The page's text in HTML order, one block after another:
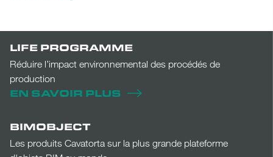
LIFE PROGRAMME
Réduire l’impact environnemental des procédés de
production
EN SAVOIR PLUS
BIMOBJECT
Les produits Cavatorta sur la plus grande plateforme